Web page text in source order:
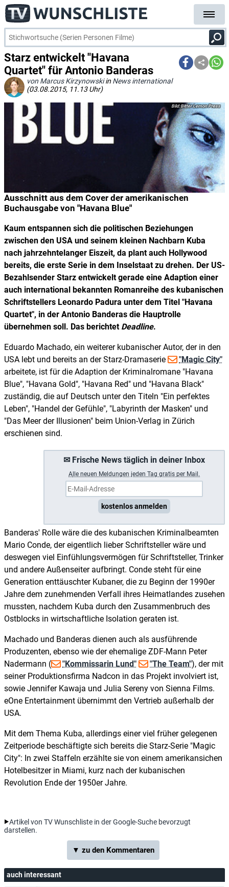
Starz entwickelt "Havana
Quartet" für Antonio Banderas
von Marcus Kirzynowskiin News international
(03.08.2015, 11.13 Uhr)
Ausschnitt aus dem Cover der amerikanischen
Buchausgabe von "Havana Blue"
Bitter Lemon Press
Kaum entspannen sich die politischen Beziehungen
zwischen den USA und seinem kleinen Nachbarn Kuba
nach jahrzehntelanger Eiszeit, da plant auch Hollywood
bereits, die erste Serie in dem Inselstaat zu drehen. Der US-
Bezahlsender Starz entwickelt gerade eine Adaption einer
auch international bekannten Romanreihe des kubanischen
Schriftstellers Leonardo Padura unter dem Titel "Havana
Quartet", in der Antonio Banderas die Hauptrolle
übernehmen soll. Das berichtet Deadline.
Eduardo Machado, ein weiterer kubanischer Autor, der in den
USA lebt und bereits an der Starz-Dramaserie
"Magic City"
arbeitete, ist für die Adaption der Kriminalromane "Havana
Blue", "Havana Gold", "Havana Red" und "Havana Black"
zuständig, die auf Deutsch unter den Titeln "Ein perfektes
Leben", "Handel der Gefühle", "Labyrinth der Masken" und
"Das Meer der Illusionen" beim Union-Verlag in Zürich
erschienen sind.
✉ Frische News täglich in deiner Inbox
Alle neuen Meldungen jeden Tag gratis per Mail.
kostenlos anmelden
Banderas' Rolle wäre die des kubanischen Kriminalbeamten
Mario Conde, der eigentlich lieber Schriftsteller wäre und
deswegen viel Einfühlungsvermögen für Schriftsteller, Trinker
und andere Außenseiter aufbringt. Conde steht für eine
Generation enttäuschter Kubaner, die zu Beginn der 1990er
Jahre dem zunehmenden Verfall ihres Heimatlandes zusehen
mussten, nachdem Kuba durch den Zusammenbruch des
Ostblocks in wirtschaftliche Isolation geraten ist.
Machado und Banderas dienen auch als ausführende
Produzenten, ebenso wie der ehemalige ZDF-Mann Peter
Nadermann (
"Kommissarin Lund" "The Team"), der mit
seiner Produktionsfirma Nadcon in das Projekt involviert ist,
sowie Jennifer Kawaja und Julia Sereny von Sienna Films.
eOne Entertainment übernimmt den Vertrieb außerhalb der
USA.
Mit dem Thema Kuba, allerdings einer viel früher gelegenen
Zeitperiode beschäftigte sich bereits die Starz-Serie "Magic
City": In zwei Staffeln erzählte sie von einem amerikansichen
Hotelbesitzer in Miami, kurz nach der kubanischen
Revolution Ende der 1950er Jahre.
Artikel von TV Wunschliste in der Google-Suche bevorzugt
darstellen.
▼ zu den Kommentaren
auch interessant